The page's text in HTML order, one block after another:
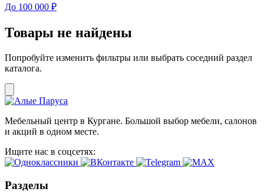
До 100 000 ₽
Товары не найдены
Попробуйте изменить фильтры или выбрать соседний раздел
каталога.
Мебельный центр в Кургане. Большой выбор мебели, салонов
и акций в одном месте.
Ищите нас в соцсетях:
Разделы